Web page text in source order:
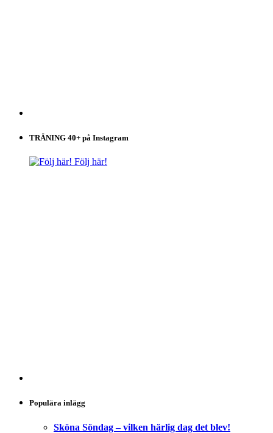
TRÄNING 40+ på Instagram
Följ här!
Populära inlägg
Sköna Söndag – vilken härlig dag det blev!